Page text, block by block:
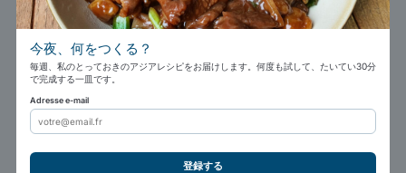
水気を切った米に油と塩をまぶし、約20
分置いて下味を付けます。これにより外
層がやわらかくなり、とろける口当たり
になります。
1 小さじ サラダ油, 0.5 小さじ 塩
今夜、何をつくる？
毎週、私のとっておきのアジアレシピをお届けします。何度も試して、たいてい30分
で完成する一皿です。
Adresse e-mail
登録する